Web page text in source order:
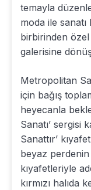
temayla
moda ile
birbirinden özel
galerisine
Metropolitan
için bağış
heyecanla
Sanatı’ sergisi
Sanattır’
beyaz perdenin
kıyafetleriyle
kırmızı halıda